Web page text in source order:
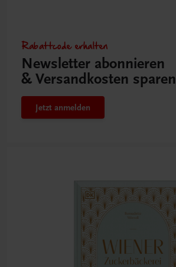
Rabattcode erhalten
Newsletter abonnieren
& Versandkosten sparen
Jetzt anmelden